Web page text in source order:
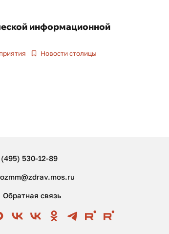
информационной
Новости столицы
(495) 530-12-89
Обратная связь